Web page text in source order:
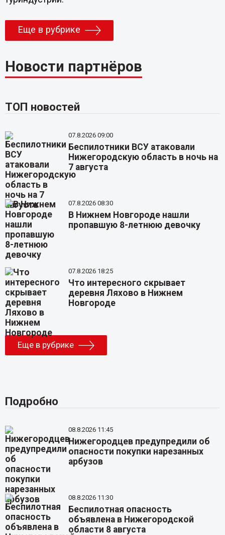
Еще в рубрике
Новости партнёров
ТОП новостей
07.8.2026 09:00
Беспилотники ВСУ атаковали
Нижегородскую область в ночь на
7 августа
07.8.2026 08:30
В Нижнем Новгороде нашли
пропавшую 8-летнюю девочку
07.8.2026 18:25
Что интересного скрывает
деревня Ляхово в Нижнем
Новгороде
Еще в рубрике
Подробно
08.8.2026 11:45
Нижегородцев предупредили об
опасности покупки нарезанных
арбузов
08.8.2026 11:30
Беспилотная опасность
объявлена в Нижегородской
области 8 августа